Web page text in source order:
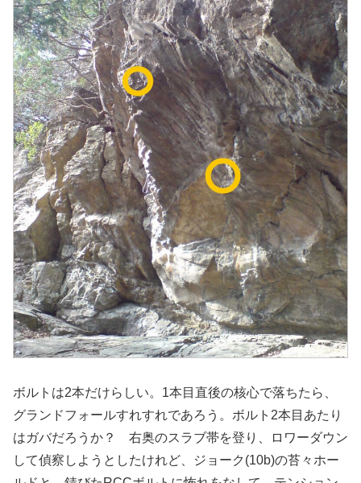
ボルトは2本だけらしい。1本目直後の核心で落ちたら、
グランドフォールすれすれであろう。ボルト2本目あたり
はガバだろうか？ 右奥のスラブ帯を登り、ロワーダウン
して偵察しようとしたけれど、ジョーク(10b)の苔々ホー